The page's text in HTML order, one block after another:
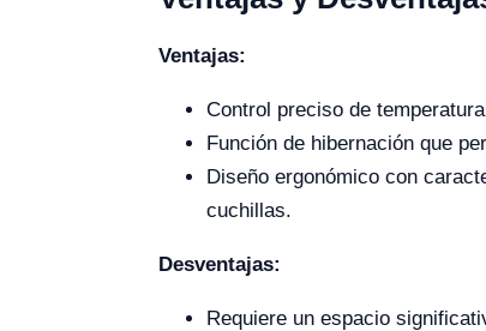
Ventajas:
Control preciso de
Función de hibernación que
Diseño ergonómico con
cuchillas.
Desventajas:
Requiere un espacio